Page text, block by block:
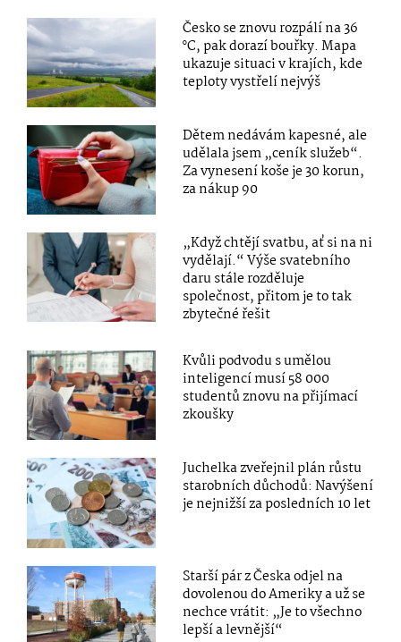
Česko se znovu rozpálí na 36
°C, pak dorazí bouřky. Mapa
ukazuje situaci v krajích, kde
teploty vystřelí nejvýš
Dětem nedávám kapesné, ale
udělala jsem „ceník služeb“.
Za vynesení koše je 30 korun,
za nákup 90
„Když chtějí svatbu, ať si na ni
vydělají.“ Výše svatebního
daru stále rozděluje
společnost, přitom je to tak
zbytečné řešit
Kvůli podvodu s umělou
inteligencí musí 58 000
studentů znovu na přijímací
zkoušky
Juchelka zveřejnil plán růstu
starobních důchodů: Navýšení
je nejnižší za posledních 10 let
Starší pár z Česka odjel na
dovolenou do Ameriky a už se
nechce vrátit: „Je to všechno
lepší a levnější“